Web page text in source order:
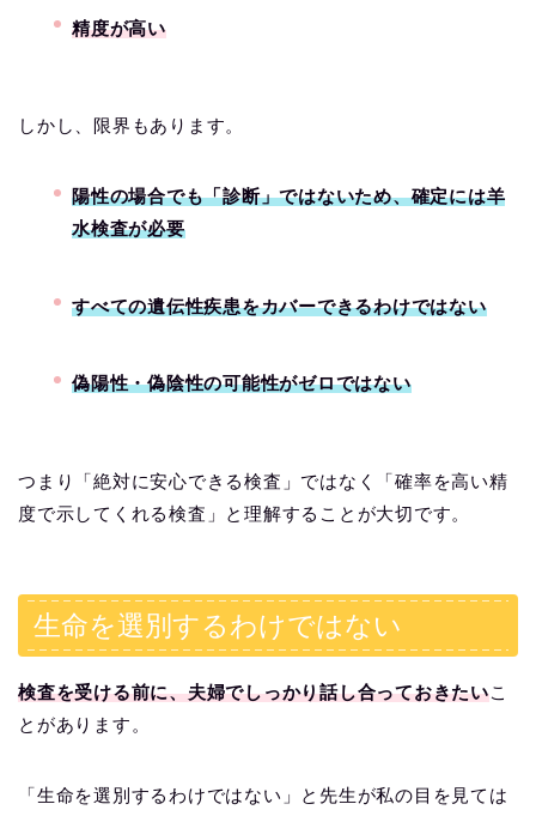
精度が高い
しかし、限界もあります。
陽性の場合でも「診断」ではないため、確定には羊
水検査が必要
すべての遺伝性疾患をカバーできるわけではない
偽陽性・偽陰性の可能性がゼロではない
つまり「絶対に安心できる検査」ではなく「確率を高い精
度で示してくれる検査」と理解することが大切です。
生命を選別するわけではない
検査を受ける前に、夫婦でしっかり話し合っておきたいこ
とがあります。
「生命を選別するわけではない」と先生が私の目を見ては